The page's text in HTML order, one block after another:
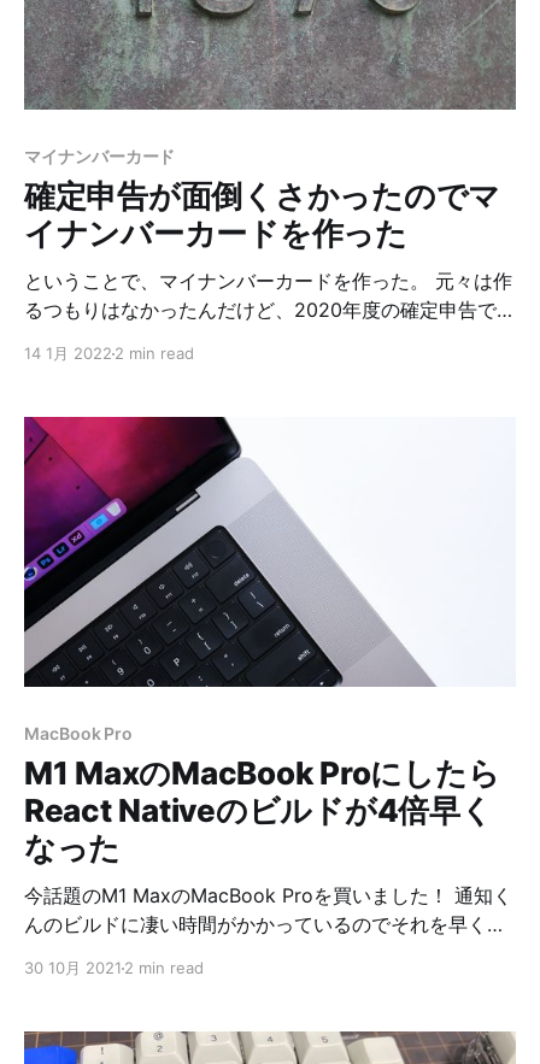
さそうなのがHHKBでした。 PFU HHKB Happy
Hacking Keyboard Professional HYBRID 英語配列/墨
PD-KB800Bposted with カエレバ楽天市場で購入
Amazonで購入 設定モードどうするのが良い？ HHKBの
定モードやキーを切り替えることが出来ます。 キーの切
り替えについてはキーマップ変
マイナンバーカード
確定申告が面倒くさかったのでマ
イナンバーカードを作った
ということで、マイナンバーカードを作った。 元々は作
るつもりはなかったんだけど、2020年度の確定申告でマ
まま確定申告書を提出できず、確定申告書等作成コーナ
あたり割と面倒だったので、2021年度からは会計ソフト
から直接提出しようってことで、マイナンバーカードを
作ることにした。 まずマイナンバーカードの交付申請書
が必要になるんだけど、それが手元には届いていない。
マイナンバーカード交付申請書を手に入れる ということ
で、まずは交付申請書を手に入れる必要があった。 とり
あえず役所に行ってマイナンバーカード作りたいんです
けどーっと窓口の人に伝えたところ「申請書IDを作る必
要がある」とのこと。 役所の人の話では、通知カードと
一緒に申請書IDを登録するための書類も添付されてたら
ということで、まずはその登録から、ここで身分証明書
が必要だった。 色々書いて提出。 登録してから交付申
請書の手続きが必要なんだと思ってたけど、実際は申請
書
14 1月 2022 2 min read
MacBook Pro
M1 MaxのMacBook Proにしたら
React Nativeのビルドが4倍早く
なった
今話題のM1 MaxのMacBook Proを買いました！ 通知く
んのビルドに凄い時間がかかっているのでそれを早くし
たのをあわよくばMacBook Proに戻せたらと思って買っ
ゃ快適になりました。 MacBook Pro 2017と比べてみる
30 10月 2021 2 min read